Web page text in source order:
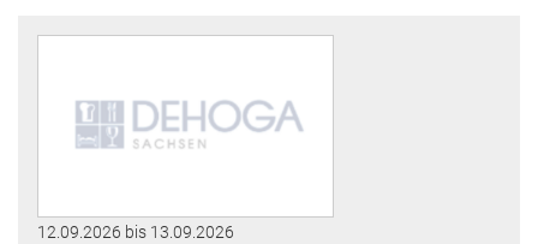
12.09.2026 bis 13.09.2026